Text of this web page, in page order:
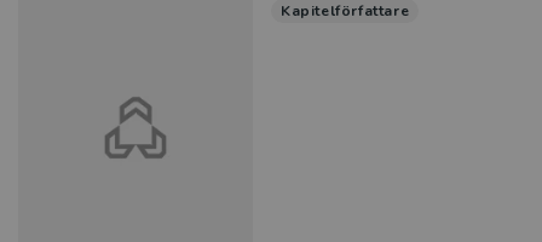
Kapitelförfattare